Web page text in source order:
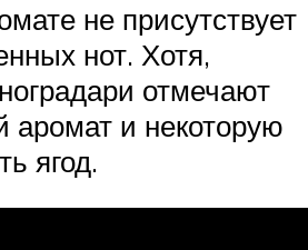
не присутствует
нот. Хотя,
отмечают
аромат и некоторую
ягод.